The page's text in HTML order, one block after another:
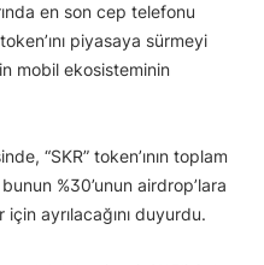
en son cep telefonu
piyasaya sürmeyi
mobil ekosisteminin
“SKR” token’ının toplam
%30’unun airdrop’lara
ayrılacağını duyurdu.